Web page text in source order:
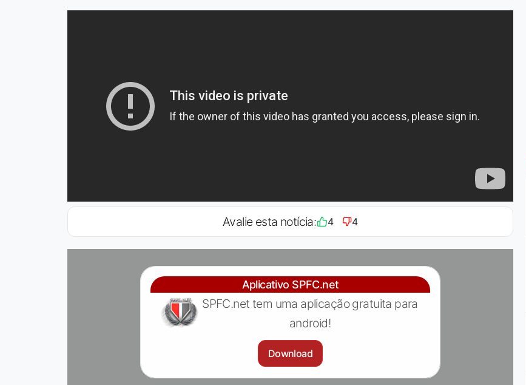
Avalie esta notícia: 4 4
Aplicativo SPFC.net
SPFC.net tem uma aplicação gratuita para
android!
Download